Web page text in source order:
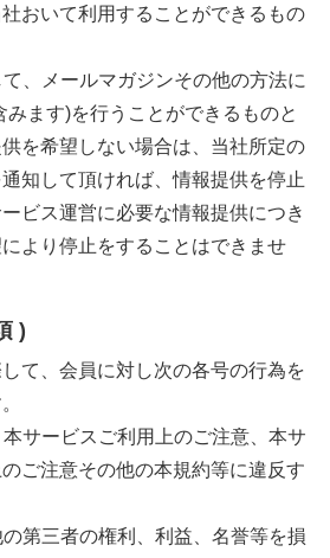
おいて利用することができるもの
、メールマガジンその他の方法に
みます)を行うことができるものと
を希望しない場合は、当社所定の
知して頂ければ、情報提供を停止
ビス運営に必要な情報提供につき
より停止をすることはできませ
)
て、会員に対し次の各号の行為を
サービスご利用上のご注意、本サ
ご注意その他の本規約等に違反す
第三者の権利、利益、名誉等を損